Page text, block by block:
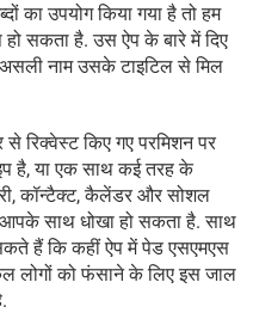
का उपयोग किया गया है तो हम
सकता है. उस ऐप के बारे में दिए
नाम उसके टाइटिल से मिल
रिक्वेस्ट किए गए परमिशन पर
है, या एक साथ कई तरह के
कॉन्टैक्ट, कैलेंडर और सोशल
साथ धोखा हो सकता है. साथ
हैं कि कहीं ऐप में पेड एसएमएस
लोगों को फंसाने के लिए इस जाल